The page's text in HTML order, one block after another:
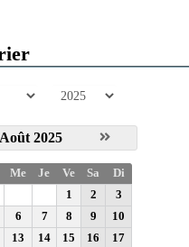
Mot de passe oublié
année
Août 2025
Me Je Ve Sa
Di
1 2
3
6 7 8 9
10
13 14 15 16
17